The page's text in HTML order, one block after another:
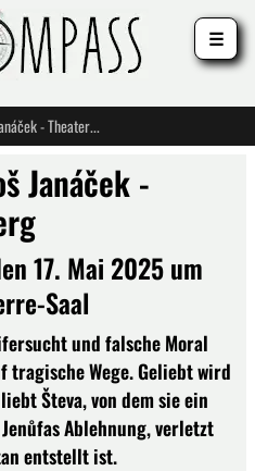
»Jenůfa« von Leoš Janáček - Theater Heidelberg
Janáček -
17. Mai 2025 um
Saal
und falsche Moral
tragische Wege. Geliebt wird
Števa, von dem sie ein
Ablehnung, verletzt
entstellt ist.
☰